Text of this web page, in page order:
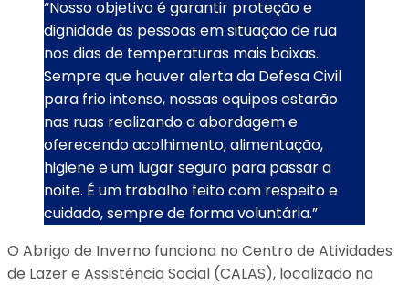
“Nosso objetivo é garantir proteção e
dignidade às pessoas em situação de rua
nos dias de temperaturas mais baixas.
Sempre que houver alerta da Defesa Civil
para frio intenso, nossas equipes estarão
nas ruas realizando a abordagem e
oferecendo acolhimento, alimentação,
higiene e um lugar seguro para passar a
noite. É um trabalho feito com respeito e
cuidado, sempre de forma voluntária.”
O Abrigo de Inverno funciona no Centro de Atividades
de Lazer e Assistência Social (CALAS), localizado na